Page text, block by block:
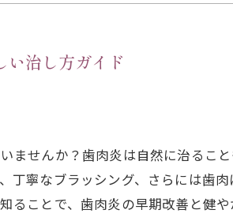
い治し方ガイド
ませんか？歯肉炎は自然に治るこ
丁寧なブラッシング、さらには歯
ることで、歯肉炎の早期改善と健